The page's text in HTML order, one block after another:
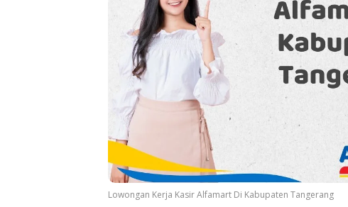
Lowongan Kerja Kasir Alfamart Di Kabupaten Tangerang